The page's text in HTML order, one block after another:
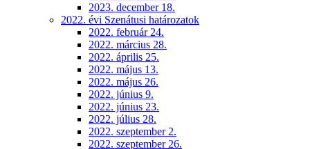
2023. december 18.
2022. évi Szenátusi határozatok
2022. február 24.
2022. március 28.
2022. április 25.
2022. május 13.
2022. május 26.
2022. június 9.
2022. június 23.
2022. július 28.
2022. szeptember 2.
2022. szeptember 26.